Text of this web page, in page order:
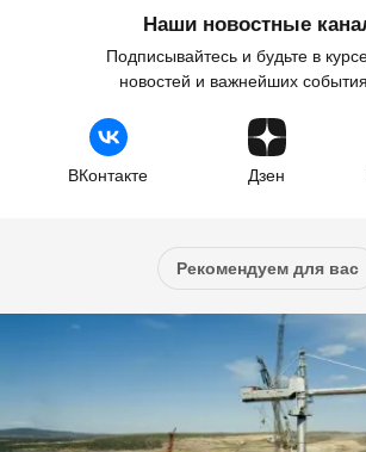
Наши новостные
Подписывайтесь и будьте в
новостей и важнейших
ВКонтакте Дзен
Рекомендуем для вас